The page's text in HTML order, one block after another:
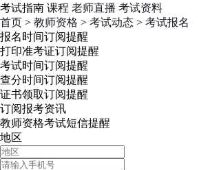
考试指南 课程 老师直播 考试资料
首页 > 教师资格 > 考试动态 > 考试报名
报名时间订阅提醒
打印准考证订阅提醒
考试时间订阅提醒
查分时间订阅提醒
证书领取订阅提醒
订阅报考资讯
教师资格考试短信提醒
地区